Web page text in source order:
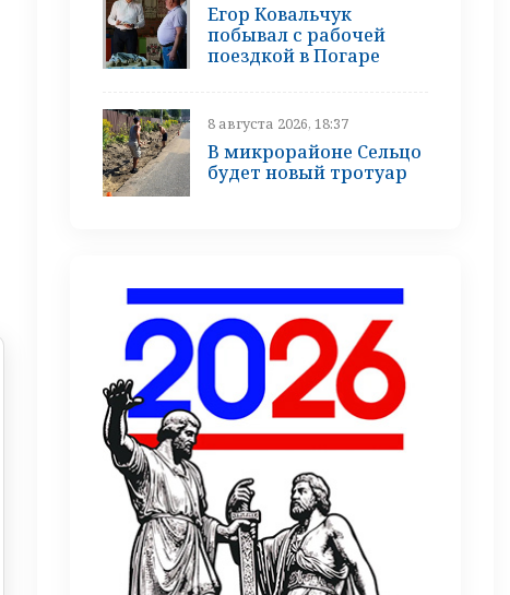
Егор Ковальчук
побывал с рабочей
поездкой в Погаре
8 августа 2026, 18:37
В микрорайоне Сельцо
будет новый тротуар